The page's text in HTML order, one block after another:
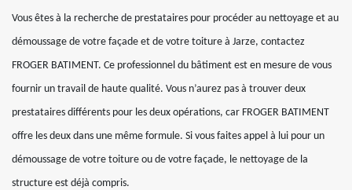
Vous êtes à la recherche de prestataires pour procéder au nettoyage et au
démoussage de votre façade et de votre toiture à Jarze, contactez
FROGER BATIMENT. Ce professionnel du bâtiment est en mesure de vous
fournir un travail de haute qualité. Vous n’aurez pas à trouver deux
prestataires différents pour les deux opérations, car FROGER BATIMENT
offre les deux dans une même formule. Si vous faites appel à lui pour un
démoussage de votre toiture ou de votre façade, le nettoyage de la
structure est déjà compris.